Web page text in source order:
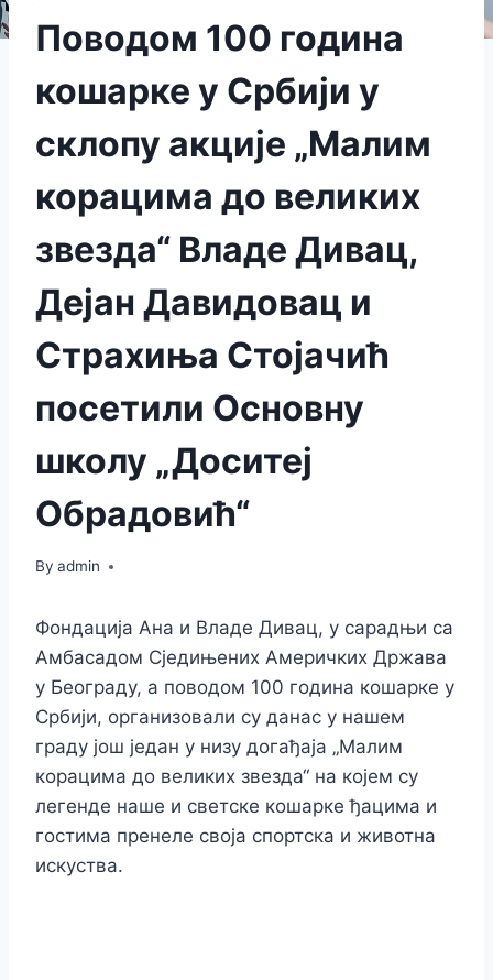
Поводом 100 година
кошарке у Србији у
склопу акције „Малим
корацима до великих
звезда“ Владе Дивац,
Дејан Давидовац и
Страхиња Стојачић
посетили Основну
школу „Доситеј
Обрадовић“
By admin
Фондација Ана и Владе Дивац, у сарадњи са
Амбасадом Сједињених Америчких Држава
у Београду, а поводом 100 година кошарке у
Србији, организовали су данас у нашем
граду још један у низу догађаја „Малим
корацима до великих звезда“ на којем су
легенде наше и светске кошарке ђацима и
гостима пренеле своја спортска и животна
искуства.